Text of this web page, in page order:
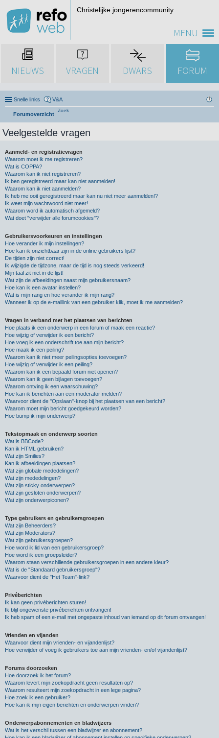
MENU
Christelijke jongerencommunity
NIEUWS VRAGEN DWARS FORUM
Snelle links V&A
Forumoverzicht
Zoek
Veelgestelde vragen
Aanmeld- en registratievragen
Waarom moet ik me registreren?
Wat is COPPA?
Waarom kan ik niet registreren?
Ik ben geregistreerd maar kan niet aanmelden!
Waarom kan ik niet aanmelden?
Ik heb me ooit geregistreerd maar kan nu niet meer aanmelden!?
Ik weet mijn wachtwoord niet meer!
Waarom word ik automatisch afgemeld?
Wat doet "verwijder alle forumcookies"?
Gebruikersvoorkeuren en instellingen
Hoe verander ik mijn instellingen?
Hoe kan ik onzichtbaar zijn in de online gebruikers lijst?
De tijden zijn niet correct!
Ik wijzigde de tijdzone, maar de tijd is nog steeds verkeerd!
Mijn taal zit niet in de lijst!
Wat zijn de afbeeldingen naast mijn gebruikersnaam?
Hoe kan ik een avatar instellen?
Wat is mijn rang en hoe verander ik mijn rang?
Wanneer ik op de e-maillink van een gebruiker klik, moet ik me aanmelden?
Vragen in verband met het plaatsen van berichten
Hoe plaats ik een onderwerp in een forum of maak een reactie?
Hoe wijzig of verwijder ik een bericht?
Hoe voeg ik een onderschrift toe aan mijn bericht?
Hoe maak ik een peiling?
Waarom kan ik niet meer peilingsopties toevoegen?
Hoe wijzig of verwijder ik een peiling?
Waarom kan ik een bepaald forum niet openen?
Waarom kan ik geen bijlagen toevoegen?
Waarom ontving ik een waarschuwing?
Hoe kan ik berichten aan een moderator melden?
Waarvoor dient de "Opslaan"-knop bij het plaatsen van een bericht?
Waarom moet mijn bericht goedgekeurd worden?
Hoe bump ik mijn onderwerp?
Tekstopmaak en onderwerp soorten
Wat is BBCode?
Kan ik HTML gebruiken?
Wat zijn Smilies?
Kan ik afbeeldingen plaatsen?
Wat zijn globale mededelingen?
Wat zijn mededelingen?
Wat zijn sticky onderwerpen?
Wat zijn gesloten onderwerpen?
Wat zijn onderwerpiconen?
Type gebruikers en gebruikersgroepen
Wat zijn Beheerders?
Wat zijn Moderators?
Wat zijn gebruikersgroepen?
Hoe word ik lid van een gebruikersgroep?
Hoe word ik een groepsleider?
Waarom staan verschillende gebruikersgroepen in een andere kleur?
Wat is de "Standaard gebruikersgroep"?
Waarvoor dient de "Het Team"-link?
Privéberichten
Ik kan geen privéberichten sturen!
Ik blijf ongewenste privéberichten ontvangen!
Ik heb spam of een e-mail met ongepaste inhoud van iemand op dit forum ontvangen!
Vrienden en vijanden
Waarvoor dient mijn vrienden- en vijandenlijst?
Hoe verwijder of voeg ik gebruikers toe aan mijn vrienden- en/of vijandenlijst?
Forums doorzoeken
Hoe doorzoek ik het forum?
Waarom levert mijn zoekopdracht geen resultaten op?
Waarom resulteert mijn zoekopdracht in een lege pagina?
Hoe zoek ik een gebruiker?
Hoe kan ik mijn eigen berichten en onderwerpen vinden?
Onderwerpabonnementen en bladwijzers
Wat is het verschil tussen een bladwijzer en abonnement?